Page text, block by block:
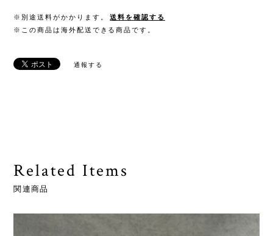
※別途送料がかかります。
送料を確認する
※この商品は海外配送できる商品です。
通報する
Related Items
関連商品